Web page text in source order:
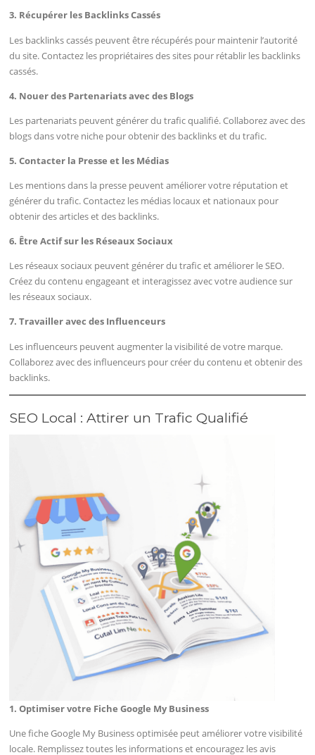
3. Récupérer les Backlinks Cassés
Les backlinks cassés peuvent être récupérés pour maintenir l’autorité
du site. Contactez les propriétaires des sites pour rétablir les backlinks
cassés.
4. Nouer des Partenariats avec des Blogs
Les partenariats peuvent générer du trafic qualifié. Collaborez avec des
blogs dans votre niche pour obtenir des backlinks et du trafic.
5. Contacter la Presse et les Médias
Les mentions dans la presse peuvent améliorer votre réputation et
générer du trafic. Contactez les médias locaux et nationaux pour
obtenir des articles et des backlinks.
6. Être Actif sur les Réseaux Sociaux
Les réseaux sociaux peuvent générer du trafic et améliorer le SEO.
Créez du contenu engageant et interagissez avec votre audience sur
les réseaux sociaux.
7. Travailler avec des Influenceurs
Les influenceurs peuvent augmenter la visibilité de votre marque.
Collaborez avec des influenceurs pour créer du contenu et obtenir des
backlinks.
SEO Local : Attirer un Trafic Qualifié
1. Optimiser votre Fiche Google My Business
Une fiche Google My Business optimisée peut améliorer votre visibilité
locale. Remplissez toutes les informations et encouragez les avis